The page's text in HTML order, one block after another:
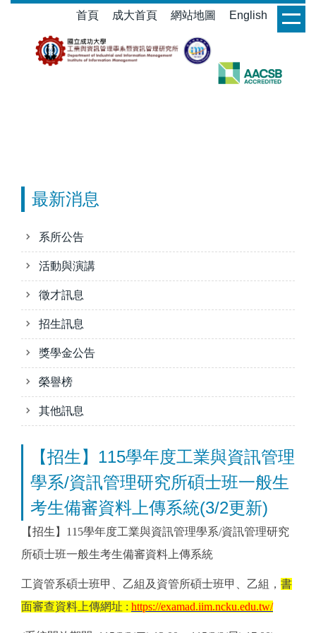
首頁 成大首頁 網站地圖 English login
最新消息
系所公告
活動與演講
徵才訊息
招生訊息
獎學金公告
榮譽榜
其他訊息
【招生】115學年度工業與資訊管理
學系/資訊管理研究所碩士班一般生
考生備審資料上傳系統(3/2更新)
【招生】115學年度工業與資訊管理學系/資訊管理研究
所碩士班一般生考生備審資料上傳系統
工資管系碩士班甲、乙組及資管所碩士班甲、乙組， 書
面審查資料上傳網址 : https://examad.iim.ncku.edu.tw/